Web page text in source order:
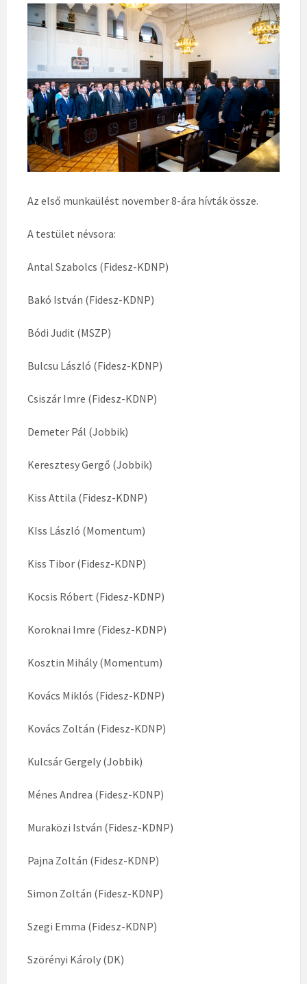
Az első munkaülést november 8-ára hívták össze.
A testület névsora:
Antal Szabolcs (Fidesz-KDNP)
Bakó István (Fidesz-KDNP)
Bódi Judit (MSZP)
Bulcsu László (Fidesz-KDNP)
Csiszár Imre (Fidesz-KDNP)
Demeter Pál (Jobbik)
Keresztesy Gergő (Jobbik)
Kiss Attila (Fidesz-KDNP)
KIss László (Momentum)
Kiss Tibor (Fidesz-KDNP)
Kocsis Róbert (Fidesz-KDNP)
Koroknai Imre (Fidesz-KDNP)
Kosztin Mihály (Momentum)
Kovács Miklós (Fidesz-KDNP)
Kovács Zoltán (Fidesz-KDNP)
Kulcsár Gergely (Jobbik)
Ménes Andrea (Fidesz-KDNP)
Muraközi István (Fidesz-KDNP)
Pajna Zoltán (Fidesz-KDNP)
Simon Zoltán (Fidesz-KDNP)
Szegi Emma (Fidesz-KDNP)
Szörényi Károly (DK)